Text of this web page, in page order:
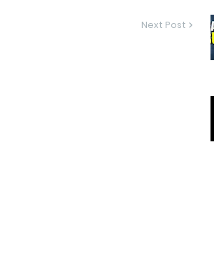
Next Post